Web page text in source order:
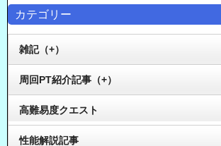
カテゴリー
雑記（+）
周回PT紹介記事（+）
高難易度クエスト
性能解説記事